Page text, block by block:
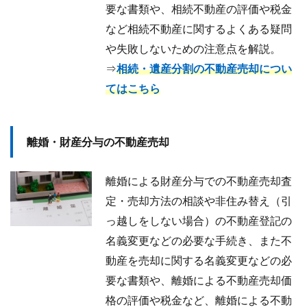
要な書類や、相続不動産の評価や税金
など相続不動産に関するよくある疑問
や失敗しないための注意点を解説。
⇒相続・遺産分割の不動産売却につい
てはこちら
離婚・財産分与の不動産売却
離婚による財産分与での不動産売却査
定・売却方法の相談や非住み替え（引
っ越しをしない場合）の不動産登記の
名義変更などの必要な手続き、また不
動産を売却に関する名義変更などの必
要な書類や、離婚による不動産売却価
格の評価や税金など、離婚による不動